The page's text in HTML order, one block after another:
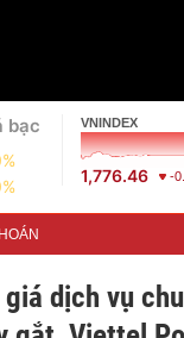
bạc VNINDEX
1,776.46 -
dịch vụ